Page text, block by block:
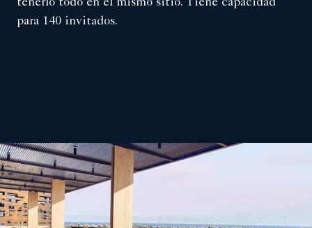
tenerlo todo en el mismo sitio. Tiene capacidad
para 140 invitados.